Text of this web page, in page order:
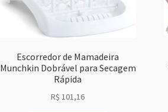
Escorredor de Mamadeira
Munchkin Dobrável para Secagem
Rápida
R$ 101,16